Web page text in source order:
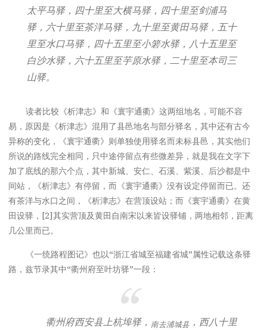
太平马驿，四十里至大横马驿，四十里至剑浦马
驿，六十里至茶洋马驿，九十里至黄田马驿，五十
里至水口马驿，四十五里至小箬水驿，八十五里至
白沙水驿，六十五里至芋原水驿，二十里至本司三
山驿。
读者比较《析津志》和《寰宇通衢》这两组地名，可能不容
易，原因是《析津志》混用了县邑地名与部分驿名，其中还有古今
异称的变化，《寰宇通衢》则单独使用驿名而未标县邑，其实他们
所说的路线完全相同，只中途停留点有些微差异，就是我在文字下
加了底线的那六个点，其中新城、安仁、石溪、紫溪、后沙都是中
间站，《析津志》有停留，而《寰宇通衢》没有设定停留而已。还
有茶洋与水口之间，《析津志》在营顶设站；而《寰宇通衢》在黄
田设驿，[2]其实营顶及黄田自南宋以来皆设驿铺，两地相邻，距离
几公里而已。
《一统路程图记》也以“浙江省城至福建省城”属性记载这条驿
路，兹节录其中“衢州府至叶坊驿”一段：
衢州府西安县上杭埠驿， 南去浦城县 ，西八十里